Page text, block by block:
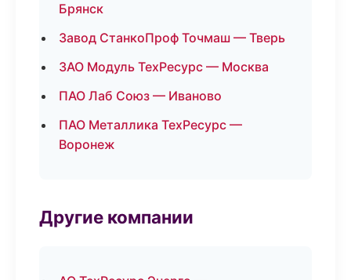
Брянск
Завод СтанкоПроф Точмаш — Тверь
ЗАО Модуль ТехРесурс — Москва
ПАО Лаб Союз — Иваново
ПАО Металлика ТехРесурс —
Воронеж
Другие компании